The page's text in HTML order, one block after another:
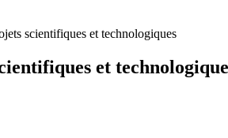
scientifiques et technologiques
et